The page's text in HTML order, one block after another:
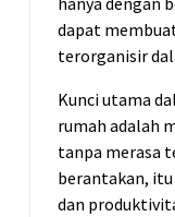
dapat
terorganisir
Kunci utama
rumah adalah
tanpa merasa
berantakan,
dan